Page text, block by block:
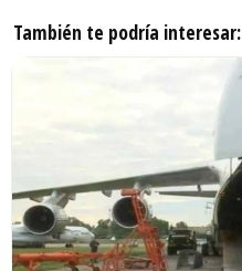
También te podría interesar: